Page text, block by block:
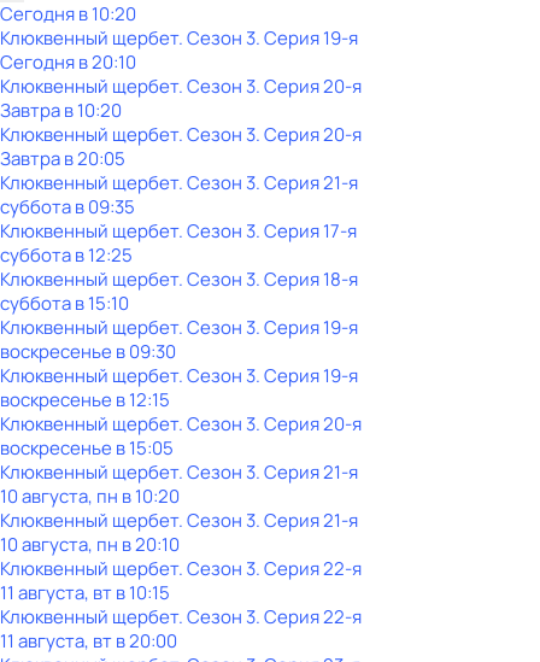
Сегодня в 10:20
Клюквенный щербет. Сезон 3. Серия 19-я
Сегодня в 20:10
Клюквенный щербет. Сезон 3. Серия 20-я
Завтра в 10:20
Клюквенный щербет. Сезон 3. Серия 20-я
Завтра в 20:05
Клюквенный щербет. Сезон 3. Серия 21-я
субботав09:35
Клюквенный щербет. Сезон 3. Серия 17-я
субботав12:25
Клюквенный щербет. Сезон 3. Серия 18-я
субботав15:10
Клюквенный щербет. Сезон 3. Серия 19-я
воскресенье в09:30
Клюквенный щербет. Сезон 3. Серия 19-я
воскресенье в12:15
Клюквенный щербет. Сезон 3. Серия 20-я
воскресенье в15:05
Клюквенный щербет. Сезон 3. Серия 21-я
10 августа, пн в 10:20
Клюквенный щербет. Сезон 3. Серия 21-я
10 августа, пн в 20:10
Клюквенный щербет. Сезон 3. Серия 22-я
11 августа, вт в 10:15
Клюквенный щербет. Сезон 3. Серия 22-я
11 августа, вт в 20:00